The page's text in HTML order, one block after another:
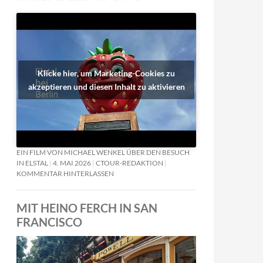
Klicke hier, um Marketing-Cookies zu
akzeptieren und diesen Inhalt zu aktivieren
EIN FILM VON MICHAEL WENKEL ÜBER DEN BESUCH
IN ELSTAL 4. MAI 2026 CTOUR-REDAKTION
KOMMENTAR HINTERLASSEN
MIT HEINO FERCH IN SAN
FRANCISCO